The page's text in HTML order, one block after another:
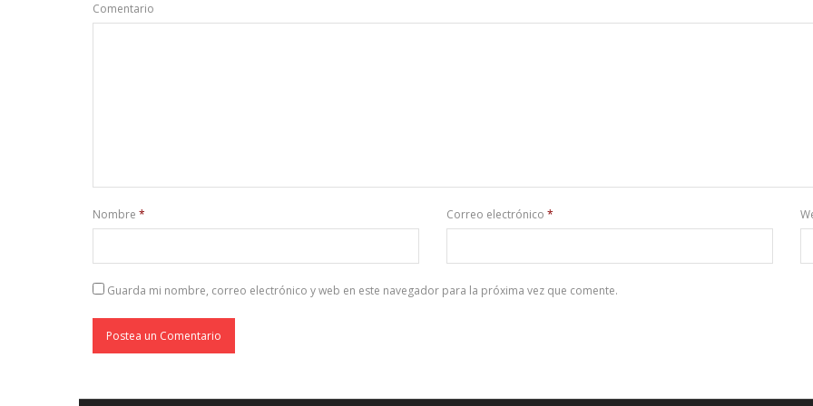
Comentario
Nombre * Correo electrónico *
Guarda mi nombre, correo electrónico y web en este navegador para la próxima vez que comente.